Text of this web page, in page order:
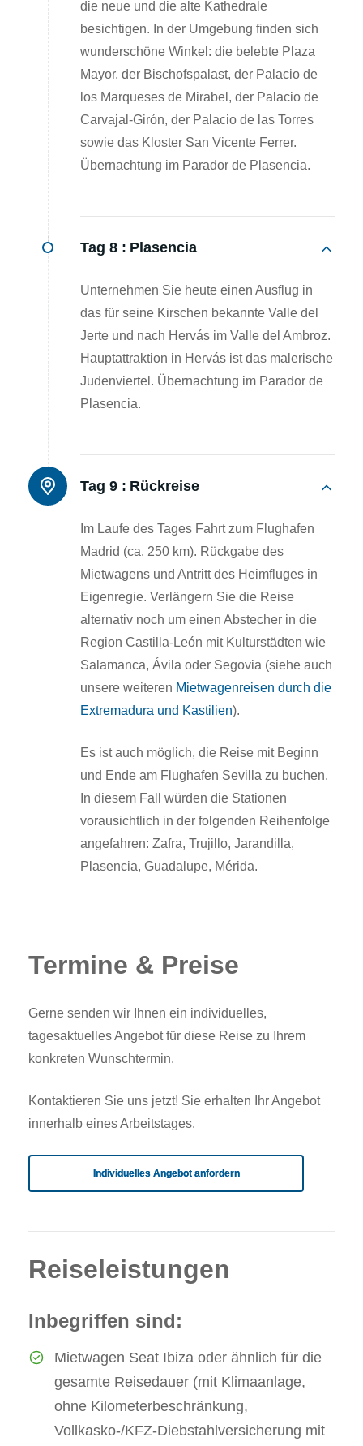
die neue und die alte Kathedrale
besichtigen. In der Umgebung finden sich
wunderschöne Winkel: die belebte Plaza
Mayor, der Bischofspalast, der Palacio de
los Marqueses de Mirabel, der Palacio de
Carvajal-Girón, der Palacio de las Torres
sowie das Kloster San Vicente Ferrer.
Übernachtung im Parador de Plasencia.
Tag 8 : Plasencia
Unternehmen Sie heute einen Ausflug in
das für seine Kirschen bekannte Valle del
Jerte und nach Hervás im Valle del Ambroz.
Hauptattraktion in Hervás ist das malerische
Judenviertel. Übernachtung im Parador de
Plasencia.
Tag 9 : Rückreise
Im Laufe des Tages Fahrt zum Flughafen
Madrid (ca. 250 km). Rückgabe des
Mietwagens und Antritt des Heimfluges in
Eigenregie. Verlängern Sie die Reise
alternativ noch um einen Abstecher in die
Region Castilla-León mit Kulturstädten wie
Salamanca, Ávila oder Segovia (siehe auch
unsere weiteren Mietwagenreisen durch die
Extremadura und Kastilien).
Es ist auch möglich, die Reise mit Beginn
und Ende am Flughafen Sevilla zu buchen.
In diesem Fall würden die Stationen
vorausichtlich in der folgenden Reihenfolge
angefahren: Zafra, Trujillo, Jarandilla,
Plasencia, Guadalupe, Mérida.
Termine & Preise
Gerne senden wir Ihnen ein individuelles,
tagesaktuelles Angebot für diese Reise zu Ihrem
konkreten Wunschtermin.
Kontaktieren Sie uns jetzt! Sie erhalten Ihr Angebot
innerhalb eines Arbeitstages.
Individuelles Angebot anfordern
Reiseleistungen
Inbegriffen sind:
Mietwagen Seat Ibiza oder ähnlich für die
gesamte Reisedauer (mit Klimaanlage,
ohne Kilometerbeschränkung,
Vollkasko-/KFZ-Diebstahlversicherung mit